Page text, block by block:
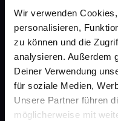
Wir verwenden
personalisieren,
zu können und die
analysieren. Außerdem
Deiner Verwendung
für soziale Medien,
Unsere Partner führen
möglicherweise mit
gesund.de
Über uns
Karriere
Newsletter